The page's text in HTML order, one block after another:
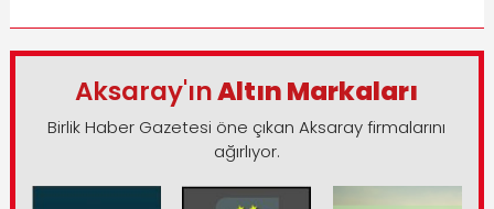
Aksaray'ınAltın Markaları
Birlik Haber Gazetesi öne çıkan Aksaray firmalarını
ağırlıyor.